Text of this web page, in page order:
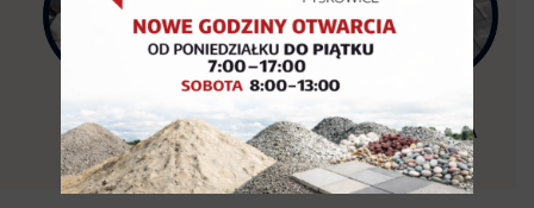
KAMIENIE
OZDOBNE
PIASKI ŻWIRY
KOSTKA
BRUKOWA